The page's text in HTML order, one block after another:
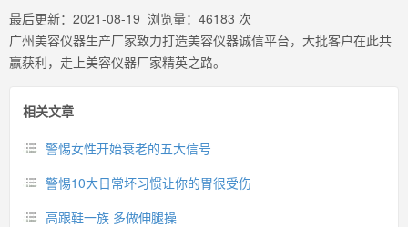
最后更新： 2021-08-19 浏览量： 46183 次
广州美容仪器生产厂家致力打造美容仪器诚信平台，大批客户在此共
赢获利，走上美容仪器厂家精英之路。
相关文章
警惕女性开始衰老的五大信号
警惕10大日常坏习惯让你的胃很受伤
高跟鞋一族 多做伸腿操